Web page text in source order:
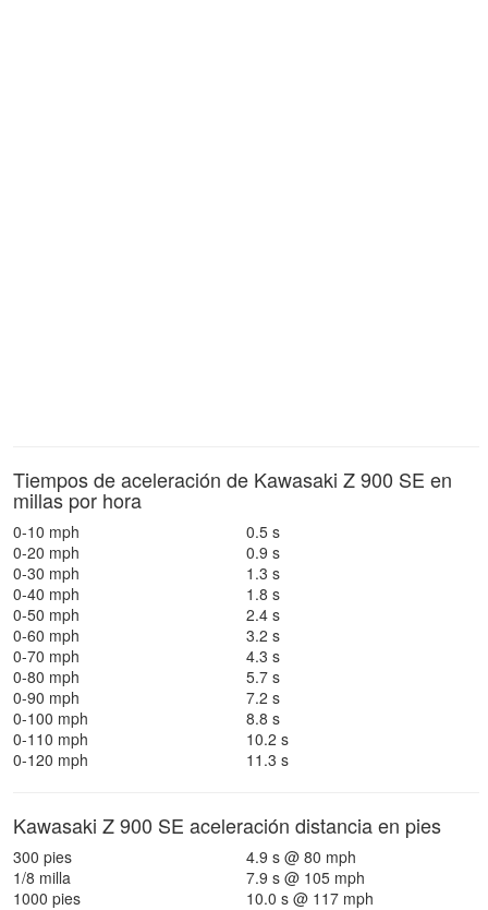
Tiempos de aceleración de Kawasaki Z 900 SE en
millas por hora
0-10 mph
0.5 s
0-20 mph
0.9 s
0-30 mph
1.3 s
0-40 mph
1.8 s
0-50 mph
2.4 s
0-60 mph
3.2 s
0-70 mph
4.3 s
0-80 mph
5.7 s
0-90 mph
7.2 s
0-100 mph
8.8 s
0-110 mph
10.2 s
0-120 mph
11.3 s
Kawasaki Z 900 SE aceleración distancia en pies
300 pies
4.9 s @ 80 mph
1/8 milla
7.9 s @ 105 mph
1000 pies
10.0 s @ 117 mph